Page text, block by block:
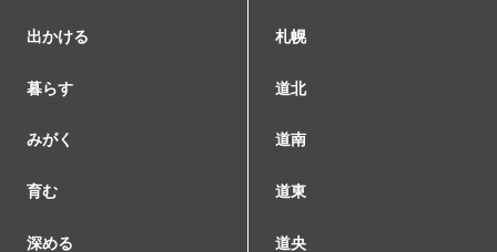
出かける
暮らす
みがく
育む
深める
札幌
道北
道南
道東
道央